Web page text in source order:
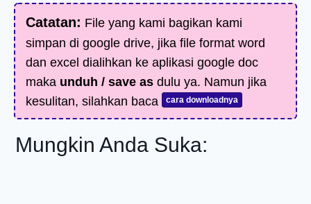
Catatan: File yang kami bagikan kami
simpan di google drive, jika file format word
dan excel dialihkan ke aplikasi google doc
maka unduh / save as dulu ya. Namun jika
kesulitan, silahkan baca
cara downloadnya
Mungkin Anda Suka: